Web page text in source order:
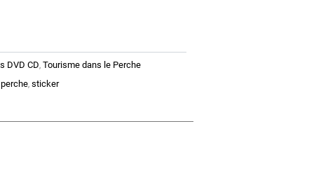
DVD CD,Tourisme dans le Perche
perche,sticker